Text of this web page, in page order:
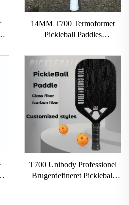
14MM T700 Termoformet
Pickleball Paddles
Pickleball Paddle Med Stor
Grit USAPA Godkendt
Pickleball Racket
T700 Unibody Professionel
Brugerdefineret Pickleball